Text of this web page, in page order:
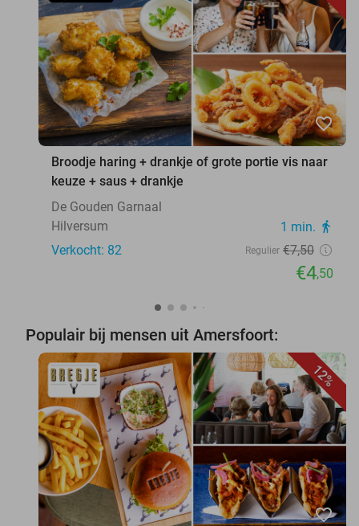
favorite_border
Broodje haring + drankje of grote portie vis naar
keuze + saus + drankje
De Gouden Garnaal
Hilversum
1 min. directions_walk
Verkocht: 82 Regulier €7,50
€4,50
Populair bij mensen uit Amersfoort:
12%
favorite_border